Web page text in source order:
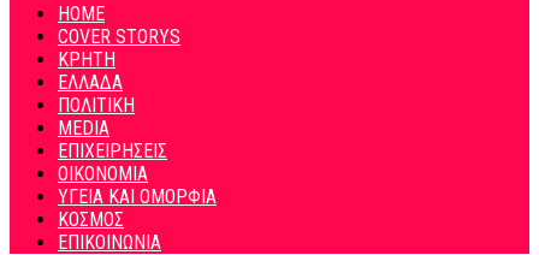
HOME
COVER STORYS
ΚΡΗΤΗ
ΕΛΛΑΔΑ
ΠΟΛΙΤΙΚΗ
MEDIA
ΕΠΙΧΕΙΡΗΣΕΙΣ
ΟΙΚΟΝΟΜΙΑ
ΥΓΕΙΑ ΚΑΙ ΟΜΟΡΦΙΑ
ΚΟΣΜΟΣ
ΕΠΙΚΟΙΝΩΝΙΑ